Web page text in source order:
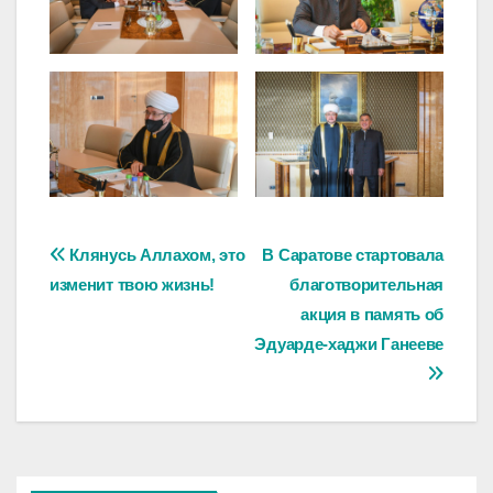
Навигация
В Саратове стартовала
благотворительная
акция в память об
Эдуарде-хаджи Ганееве
Клянусь Аллахом, это
изменит твою жизнь!